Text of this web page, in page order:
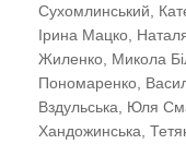
Сухомлинський,
Ірина Мацко,
Жиленко, Микола
Пономаренко,
Вздульська, Юля
Хандожинська,